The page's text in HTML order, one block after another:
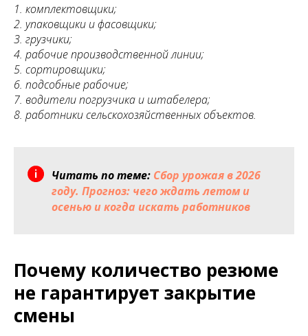
1. комплектовщики;
2. упаковщики и фасовщики;
3. грузчики;
4. рабочие производственной линии;
5. сортировщики;
6. подсобные рабочие;
7. водители погрузчика и штабелера;
8. работники сельскохозяйственных объектов.
Читать по теме: Сбор урожая в 2026
году. Прогноз: чего ждать летом и
осенью и когда искать работников
Почему количество резюме
не гарантирует закрытие
смены